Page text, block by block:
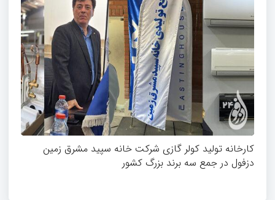
کارخانه تولید کولر گازی شرکت خانه سپید مشرق زمین
دزفول در جمع سه برند بزرگ کشور